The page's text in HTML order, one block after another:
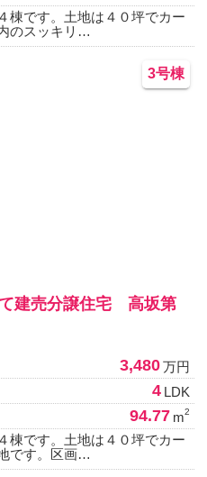
棟です。土地は４０坪でカー
のスッキリ…
3号棟
建売分譲住宅 高坂第
3,480 万円
4 LDK
94.77 m2
棟です。土地は４０坪でカー
です。区画…